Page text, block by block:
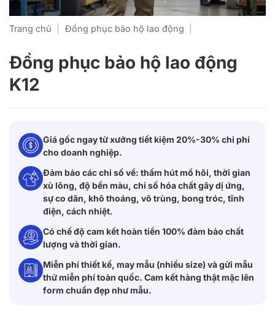
Trang chủ Đồng phục bảo hộ lao động
Đồng phục bảo hộ lao động
K12
Giá gốc ngay từ xưởng tiết kiệm 20%-30% chi phí
cho doanh nghiệp.
Đảm bảo các chỉ số về: thấm hút mồ hôi, thời gian
xù lông, độ bền màu, chỉ số hóa chất gây dị ứng,
sự co dãn, khô thoáng, vô trùng, bong tróc, tĩnh
điện, cách nhiệt.
Có chế độ cam kết hoàn tiền 100% đảm bảo chất
lượng và thời gian.
Miễn phí thiết kế, may mẫu (nhiều size) và gửi mẫu
thử miễn phí toàn quốc. Cam kết hàng thật mặc lên
form chuẩn đẹp như mẫu.